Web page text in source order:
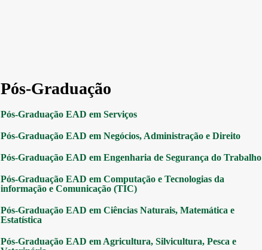
Pós-Graduação
Pós-Graduação EAD em Serviços
Pós-Graduação EAD em Negócios, Administração e Direito
Pós-Graduação EAD em Engenharia de Segurança do Trabalho
Pós-Graduação EAD em Computação e Tecnologias da
informação e Comunicação (TIC)
Pós-Graduação EAD em Ciências Naturais, Matemática e
Estatística
Pós-Graduação EAD em Agricultura, Silvicultura, Pesca e